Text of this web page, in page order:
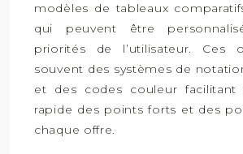
modèles de tableaux
qui peuvent être
priorités de l’utilisateur. Ces
souvent des systèmes de
et des codes couleur facilitant
rapide des points forts et des
chaque offre.